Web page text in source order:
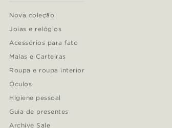
Nova coleção
Joias e relógios
Acessórios para fato
Malas e Carteiras
Roupa e roupa interior
Óculos
Higiene pessoal
Guia de presentes
Archive Sale